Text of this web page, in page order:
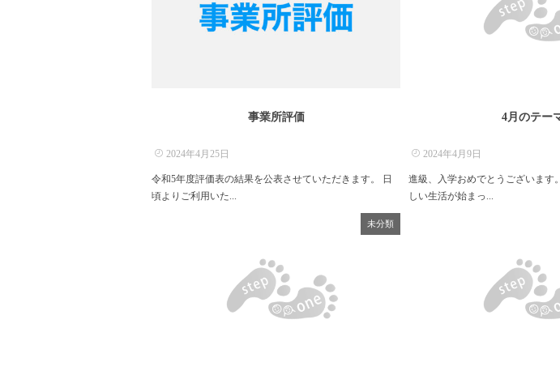
事業所評価
2024年4月25日
令和5年度評価表の結果を公表させていただきます。 日
頃よりご利用いた...
4月のテー
2024年4月9日
進級、入学おめでとうございます
しい生活が始まっ...
未分類